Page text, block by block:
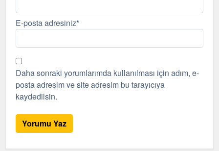
E-posta adresiniz*
Daha sonraki yorumlarımda kullanılması için adım, e-
posta adresim ve site adresim bu tarayıcıya
kaydedilsin.